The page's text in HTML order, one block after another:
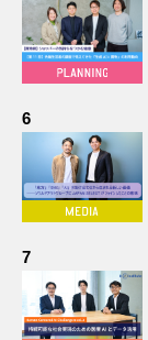
6
7